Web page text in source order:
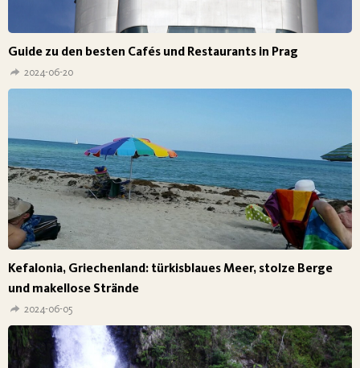
Guide zu den besten Cafés und Restaurants in Prag
2024-06-20
Kefalonia, Griechenland: türkisblaues Meer, stolze Berge
und makellose Strände
2024-06-05